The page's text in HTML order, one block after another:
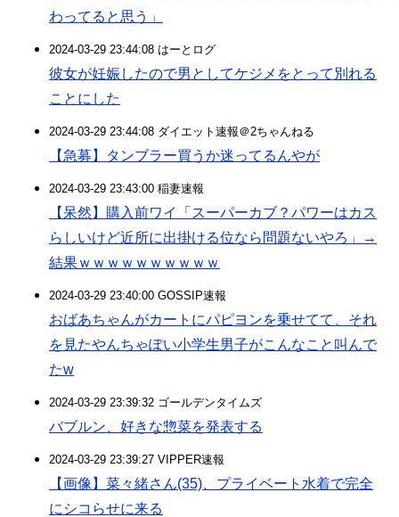
わってると思う」
2024-03-29 23:44:08 はーとログ
彼女が妊娠したので男としてケジメをとって別れる
ことにした
2024-03-29 23:44:08 ダイエット速報＠2ちゃんねる
【急募】タンブラー買うか迷ってるんやが
2024-03-29 23:43:00 稲妻速報
【呆然】購入前ワイ「スーパーカブ？パワーはカス
らしいけど近所に出掛ける位なら問題ないやろ」→
結果ｗｗｗｗｗｗｗｗｗｗ
2024-03-29 23:40:00 GOSSIP速報
おばあちゃんがカートにパピヨンを乗せてて、それ
を見たやんちゃぽい小学生男子がこんなこと叫んで
たw
2024-03-29 23:39:32 ゴールデンタイムズ
バブルン、好きな惣菜を発表する
2024-03-29 23:39:27 VIPPER速報
【画像】菜々緒さん(35)、プライベート水着で完全
にシコらせに来る